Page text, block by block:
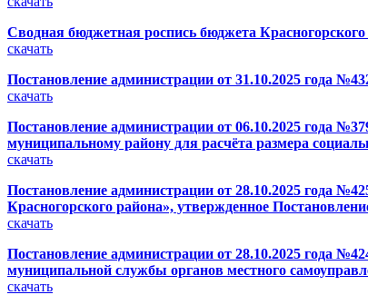
Сводная бюджетная роспись бюджета
скачать
Постановление администрации от 31.10.2025 года
скачать
Постановление администрации от 06.10.2025 года
муниципальному району для расчёта размера
скачать
Постановление администрации от 28.10.2025 года
Красногорского района», утвержденное
скачать
Постановление администрации от 28.10.2025 года
муниципальной службы органов местного
скачать